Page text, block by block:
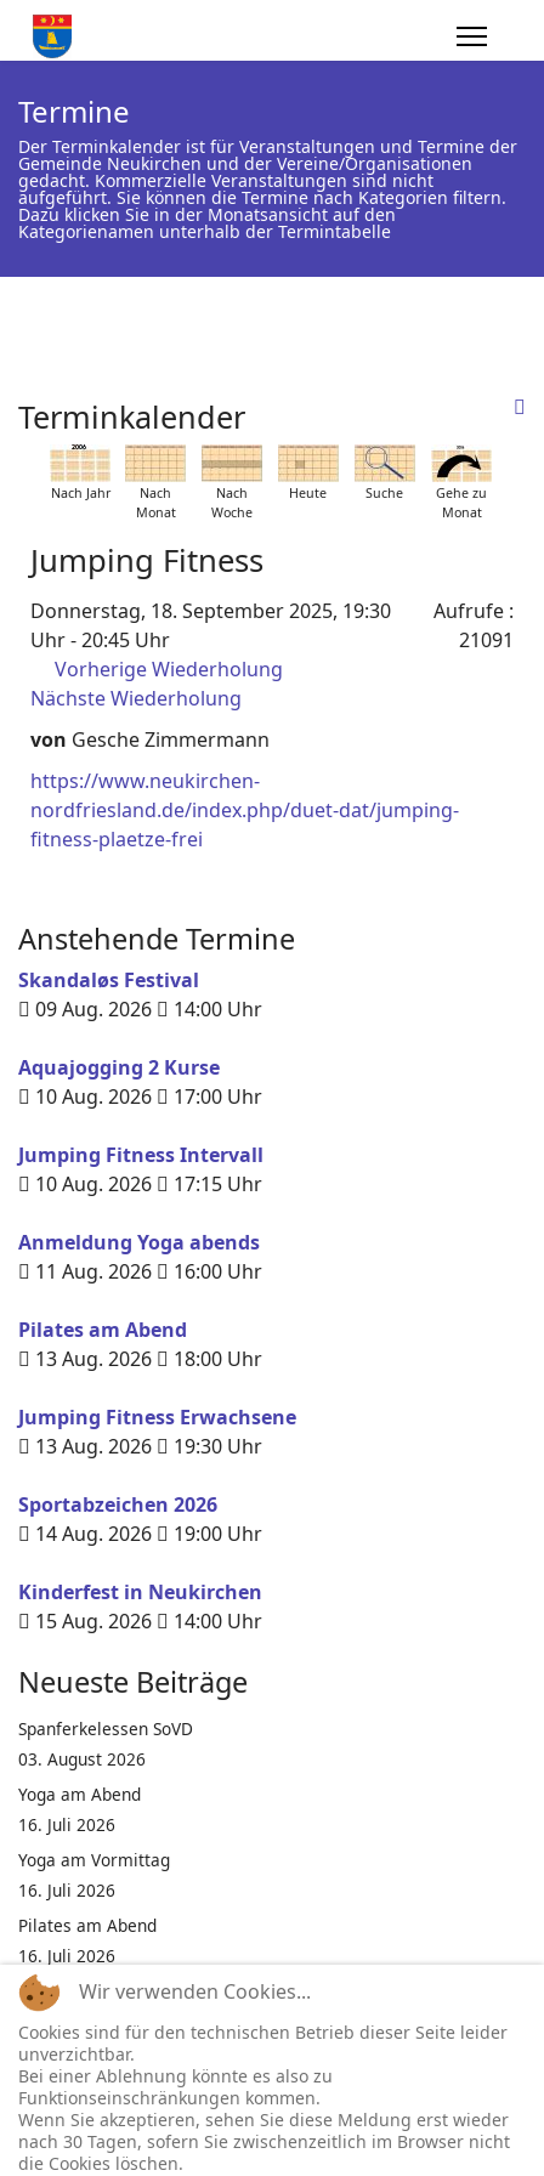
Termine
Der Terminkalender ist für Veranstaltungen und Termine der
Gemeinde Neukirchen und der Vereine/Organisationen
gedacht. Kommerzielle Veranstaltungen sind nicht
aufgeführt. Sie können die Termine nach Kategorien filtern.
Dazu klicken Sie in der Monatsansicht auf den
Kategorienamen unterhalb der Termintabelle
Terminkalender
Nach Jahr
Nach
Monat
Nach
Woche
Heute Suche
Gehe zu
Monat
Jumping Fitness
Donnerstag, 18. September 2025, 19:30
Uhr - 20:45 Uhr
Vorherige Wiederholung
Nächste Wiederholung
Aufrufe :
21091
von Gesche Zimmermann
https://www.neukirchen-
nordfriesland.de/index.php/duet-dat/jumping-
fitness-plaetze-frei
Anstehende Termine
Skandaløs Festival
09 Aug. 2026
14:00 Uhr
Aquajogging 2 Kurse
10 Aug. 2026
17:00 Uhr
Jumping Fitness Intervall
10 Aug. 2026
17:15 Uhr
Anmeldung Yoga abends
11 Aug. 2026
16:00 Uhr
Pilates am Abend
13 Aug. 2026
18:00 Uhr
Jumping Fitness Erwachsene
13 Aug. 2026
19:30 Uhr
Sportabzeichen 2026
14 Aug. 2026
19:00 Uhr
Kinderfest in Neukirchen
15 Aug. 2026
14:00 Uhr
Neueste Beiträge
Spanferkelessen SoVD
03. August 2026
Yoga am Abend
16. Juli 2026
Yoga am Vormittag
16. Juli 2026
Pilates am Abend
16. Juli 2026
Jumping Fitness Intervall
16. Juli 2026
Jumping Fitness Erwachsene
16. Juli 2026
Kinderfest in Neukirchen
16. Juli 2026
Wir verwenden Cookies...
Cookies sind für den technischen Betrieb dieser Seite leider
unverzichtbar.
Bei einer Ablehnung könnte es also zu
Funktionseinschränkungen kommen.
Wenn Sie akzeptieren, sehen Sie diese Meldung erst wieder
nach 30 Tagen, sofern Sie zwischenzeitlich im Browser nicht
die Cookies löschen.